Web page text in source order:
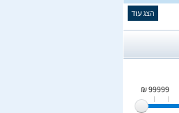
הצג עוד
99999 ₪